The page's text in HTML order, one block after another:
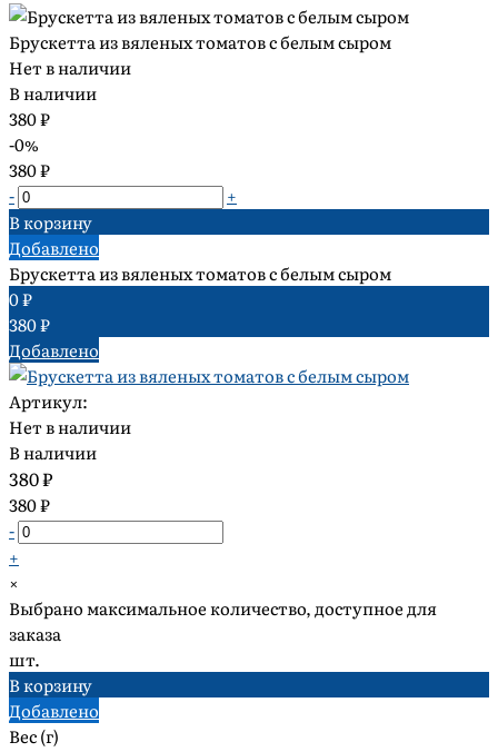
Брускетта из вяленых томатов с белым сыром
Нет в наличии
В наличии
380 ₽
-0%
380 ₽
-
+
В корзину
Добавлено
Брускетта из вяленых томатов с белым сыром
0 ₽
380 ₽
Добавлено
Артикул:
Нет в наличии
В наличии
380 ₽
380 ₽
-
+
×
Выбрано максимальное количество, доступное для
заказа
шт.
В корзину
Добавлено
Вес (г)